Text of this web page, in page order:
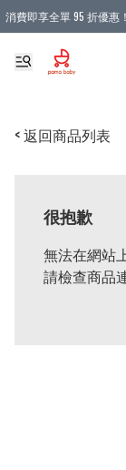
消費即享全單 95 折優惠！
購物滿 HKD 900.00即
< 返回商品列表
很抱歉
無法在網站
請檢查商品